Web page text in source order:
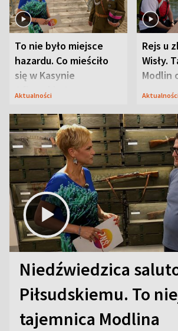
To nie było miejsce
hazardu. Co mieściło
się w Kasynie
Oficerskim?
Aktualności
Rejs u
Wisły.
Modlin
Niedźwiedzica
Piłsudskiemu. To
tajemnica Modlina